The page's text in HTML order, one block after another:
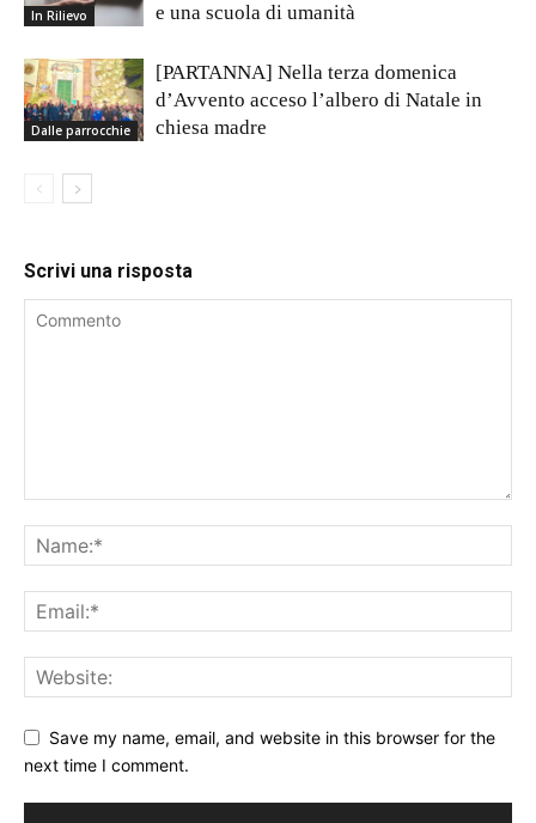
In Rilievo e una scuola di umanità
Dalle parrocchie
[PARTANNA] Nella terza domenica
d’Avvento acceso l’albero di Natale in
chiesa madre
Scrivi una risposta
Save my name, email, and website in this browser for the
next time I comment.